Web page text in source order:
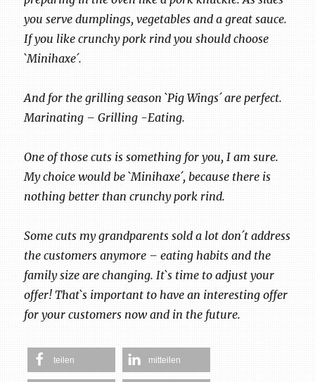
you serve dumplings, vegetables and a great sauce.
If you like crunchy pork rind you should choose
`Minihaxe´.
And for the grilling season `Pig Wings´ are perfect.
Marinating – Grilling -Eating.
One of those cuts is something for you, I am sure.
My choice would be `Minihaxe´, because there is
nothing better than crunchy pork rind.
Some cuts my grandparents sold a lot don´t address
the customers anymore – eating habits and the
family size are changing. It`s time to adjust your
offer! That`s important to have an interesting offer
for your customers now and in the future.
teilen mitteilen